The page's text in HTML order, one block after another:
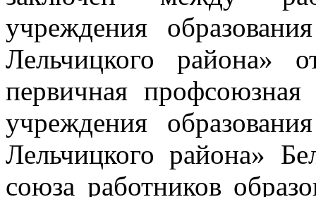
учреждения
Лельчицкого района»
первичная профсоюзная
учреждения
Лельчицкого района»
союза работников